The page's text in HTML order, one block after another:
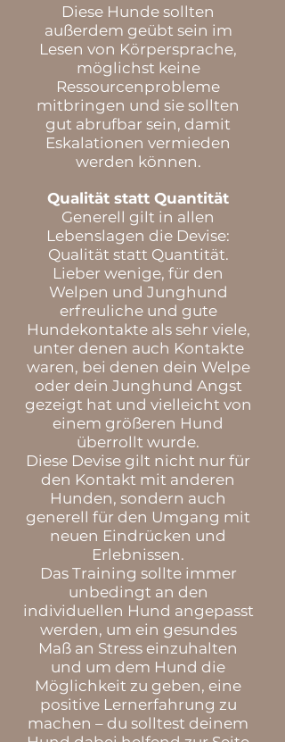
Diese Hunde sollten
außerdem geübt sein im
Lesen von Körpersprache,
möglichst keine
Ressourcenprobleme
mitbringen und sie sollten
gut abrufbar sein, damit
Eskalationen vermieden
werden können.
Qualität statt Quantität
Generell gilt in allen
Lebenslagen die Devise:
Qualität statt Quantität.
Lieber wenige, für den
Welpen und Junghund
erfreuliche und gute
Hundekontakte als sehr viele,
unter denen auch Kontakte
waren, bei denen dein Welpe
oder dein Junghund Angst
gezeigt hat und vielleicht von
einem größeren Hund
überrollt wurde.
Diese Devise gilt nicht nur für
den Kontakt mit anderen
Hunden, sondern auch
generell für den Umgang mit
neuen Eindrücken und
Erlebnissen.
Das Training sollte immer
unbedingt an den
individuellen Hund angepasst
werden, um ein gesundes
Maß an Stress einzuhalten
und um dem Hund die
Möglichkeit zu geben, eine
positive Lernerfahrung zu
machen – du solltest deinem